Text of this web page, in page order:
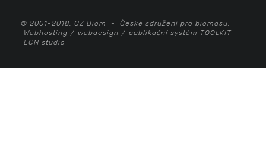
© 2001-2018, CZ Biom - České sdružení pro biomasu,
Webhosting / webdesign / publikační systém TOOLKIT -
ECN studio